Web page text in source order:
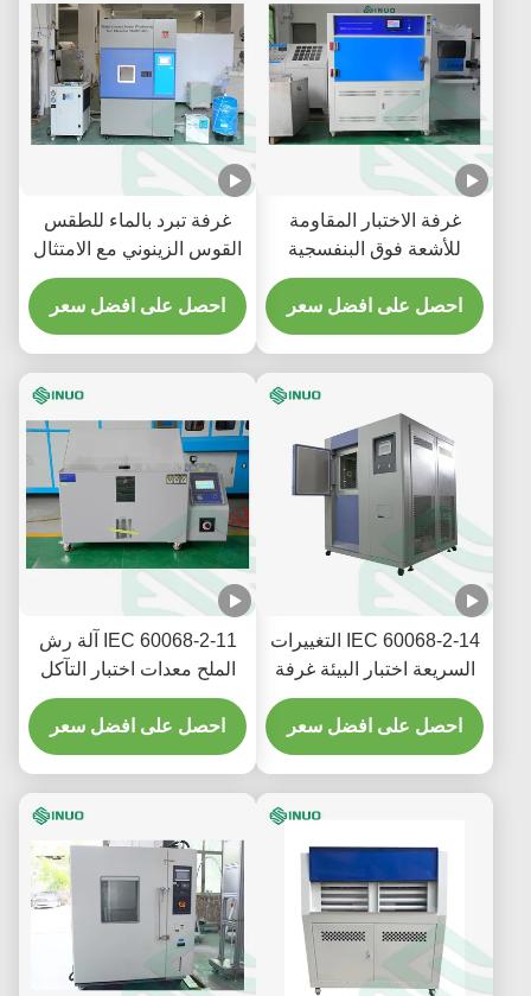
غرفة الاختبار المقاومة
للأشعة فوق البنفسجية
للشيخوخة المتسارعة للمواد
ASTM G154
احصل على افضل سعر
غرفة تبرد بالماء للطقس
القوس الزينوني مع الامتثال
لـ ISO 4892 ومساحة
التعرض 6500 سم2 لاختبار
البيئة
احصل على افضل سعر
IEC 60068-2-14 التغييرات
السريعة اختبار البيئة غرفة
اختبار الصدمة الحرارية
احصل على افضل سعر
IEC 60068-2-11 آلة رش
الملح معدات اختبار التآكل
المتسارعة
احصل على افضل سعر